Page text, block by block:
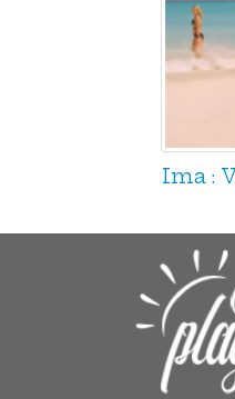
Ima :